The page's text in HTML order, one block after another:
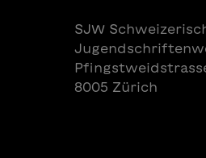
SJW
8005 Zürich